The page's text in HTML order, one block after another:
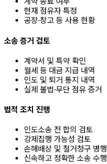
현재 점유자 특정
공장·창고 등 사용 현황
소송 증거 검토
계약서 및 특약 확인
월세 등 대금 지급 내역
인도 및 퇴거 통지 내역
실제 불법·무단 점유 증거
법적 조치 진행
인도소송 전 합의 검토
강제집행 가능성 검토
손해배상 및 철거청구 병행
신속하고 정확한 소송 수행